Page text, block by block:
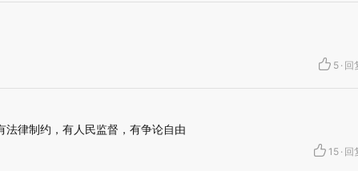
5 · 回
法律制约，有人民监督，有争论自由
15 · 回